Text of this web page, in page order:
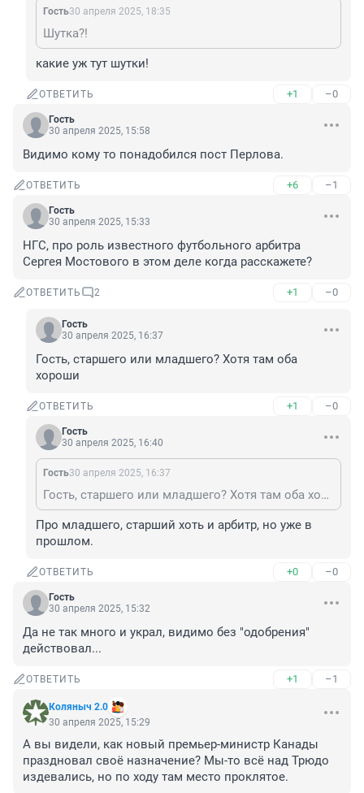
Гость30 апреля 2025, 18:35
Шутка?!
какие уж тут шутки!
ОТВЕТИТЬ +1 –0
Гость
30 апреля 2025, 15:58
Видимо кому то понадобился пост Перлова.
ОТВЕТИТЬ +6 –1
Гость
30 апреля 2025, 15:33
НГС, про роль известного футбольного арбитра
Сергея Мостового в этом деле когда расскажете?
ОТВЕТИТЬ 2 +1 –0
Гость
30 апреля 2025, 16:37
Гость, старшего или младшего? Хотя там оба
хороши
ОТВЕТИТЬ +1 –0
Гость
30 апреля 2025, 16:40
Гость30 апреля 2025, 16:37
Гость, старшего или младшего? Хотя там оба хороши
Про младшего, старший хоть и арбитр, но уже в
прошлом.
ОТВЕТИТЬ +0 –0
Гость
30 апреля 2025, 15:32
Да не так много и украл, видимо без "одобрения"
действовал...
ОТВЕТИТЬ +1 –1
Коляныч 2.0
30 апреля 2025, 15:29
А вы видели, как новый премьер-министр Канады
праздновал своё назначение? Мы-то всё над Трюдо
издевались, но по ходу там место проклятое.